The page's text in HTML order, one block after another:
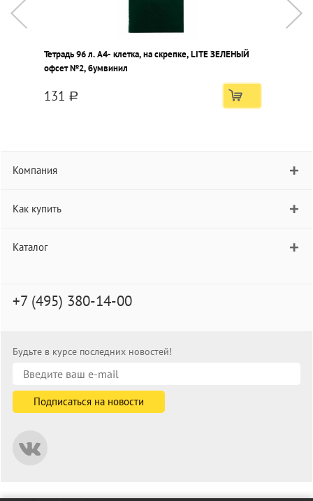
Тетрадь 96 л. А4- клетка, на скрепке, LITE ЗЕЛЕНЫЙ
офсет №2, бумвинил
131 a
Компания
Как купить
Каталог
+7 (495) 380-14-00
Будьте в курсе последних новостей!